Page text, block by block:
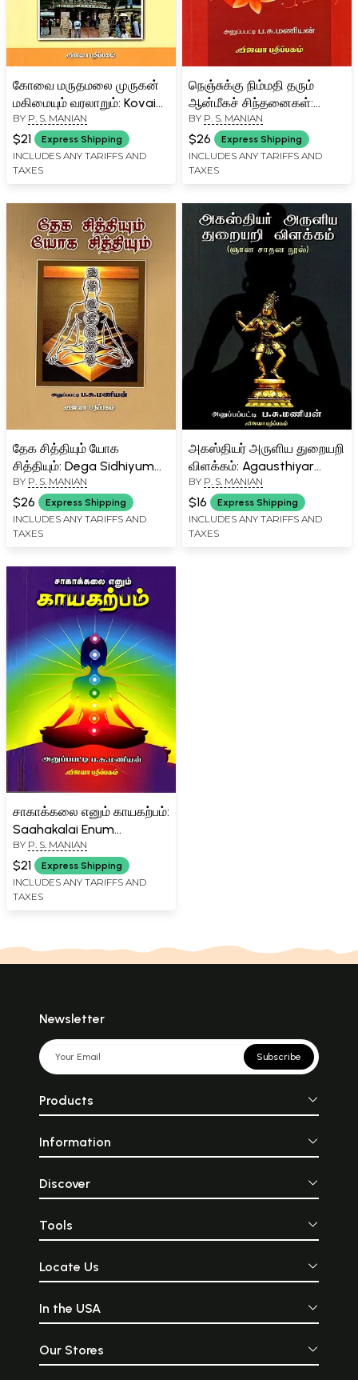
கோவை மருதமலை முருகன்
மகிமையும் வரலாறும்: Kovai
Maruthamalai Murugan
Magimaiyum Varalarum
(Tamil)
BY P. S. MANIAN
$21 Express Shipping
INCLUDES ANY TARIFFS AND
TAXES
நெஞ்சுக்கு நிம்மதி தரும்
ஆன்மீகச் சிந்தனைகள்:
Spiritual Thoughts that
Soothe the Mind (Tamil)
BY P. S. MANIAN
$26 Express Shipping
INCLUDES ANY TARIFFS AND
TAXES
தேக சித்தியும் யோக
சித்தியும்: Dega Sidhiyum
Yoga Sidhiyum (Tamil)
BY P. S. MANIAN
$26 Express Shipping
INCLUDES ANY TARIFFS AND
TAXES
அகஸ்தியர் அருளிய துறையறி
விளக்கம்: Agausthiyar
Aruliya Thuraiyari
Vilakkam (Tamil)
BY P. S. MANIAN
$16 Express Shipping
INCLUDES ANY TARIFFS AND
TAXES
சாகாக்கலை எனும் காயகற்பம்:
Saahakalai Enum
Kayakarpam (Yoga and
Medical System) Tamil
BY P. S. MANIAN
$21 Express Shipping
INCLUDES ANY TARIFFS AND
TAXES
Newsletter
Subscribe
Products
Information
Discover
Tools
Locate Us
In the USA
Our Stores